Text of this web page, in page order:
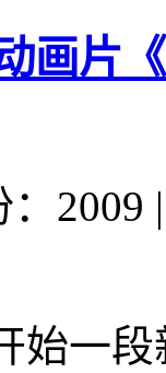
画片
：2009 |
始一